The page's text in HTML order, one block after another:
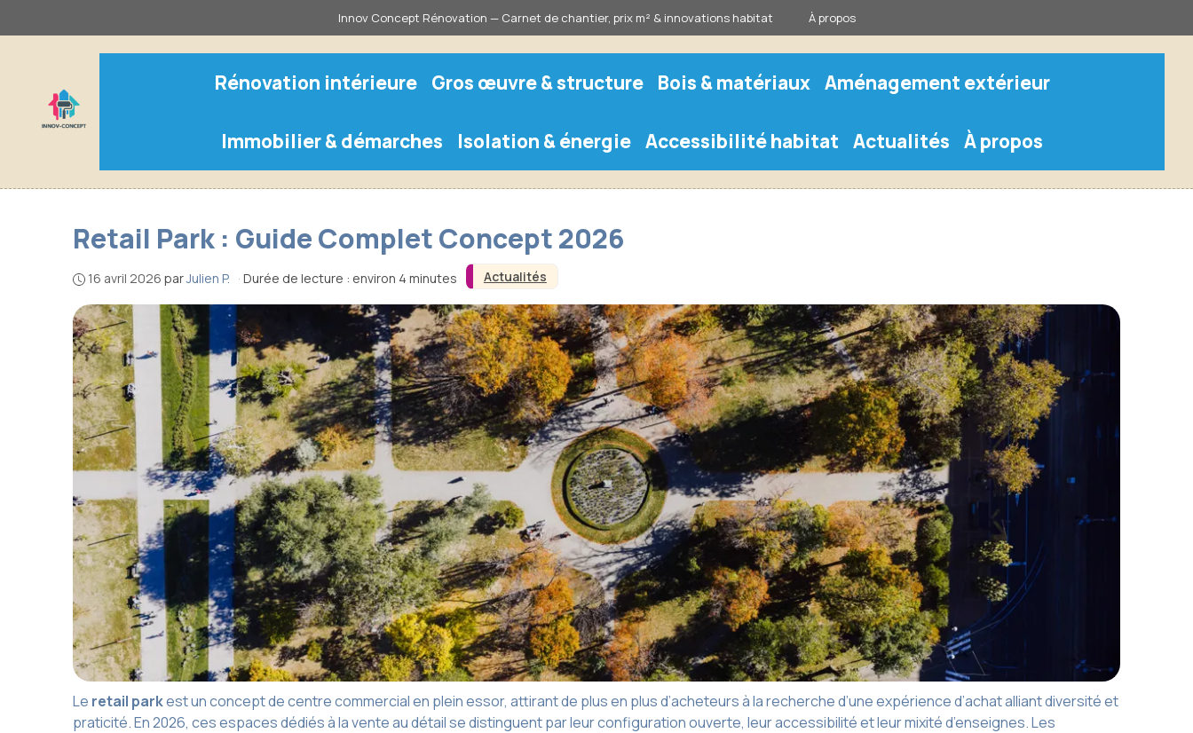
au
Innov Concept Rénovation — Carnet de chantier, prix m² & innovations habitat À propos
Rénovation intérieure Gros œuvre & structure Bois & matériaux Aménagement extérieur
Immobilier & démarches Isolation & énergie Accessibilité habitat Actualités À propos
Actualités
Retail Park : Guide Complet Concept 2026
16 avril 2026 parJulien P. · Durée de lecture : environ 4 minutes
Le retail parkest un concept de centre commercial en plein essor, attirant de plus en plus d’acheteurs à la recherche d’une expérience d’achat alliant diversité et
praticité. En 2026, ces espaces dédiés à la vente au détail se distinguent par leur configuration ouverte, leur accessibilité et leur mixité d’enseignes. Les